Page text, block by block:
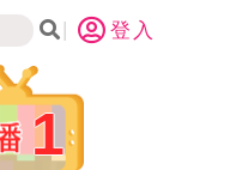
登入
1